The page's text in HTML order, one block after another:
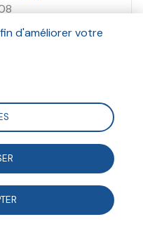
François de Singly
de l'individu et de
d'améliorer votre